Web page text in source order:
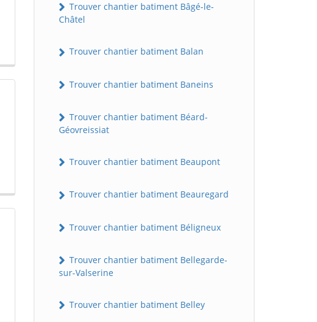
Trouver chantier batiment Bâgé-le-
Châtel
Trouver chantier batiment Balan
Trouver chantier batiment Baneins
Trouver chantier batiment Béard-
Géovreissiat
Trouver chantier batiment Beaupont
Trouver chantier batiment Beauregard
Trouver chantier batiment Béligneux
Trouver chantier batiment Bellegarde-
sur-Valserine
Trouver chantier batiment Belley